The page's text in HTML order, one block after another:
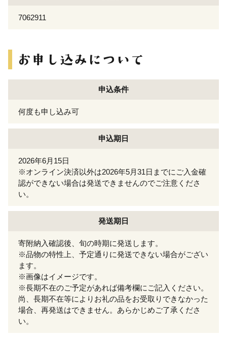
7062911
申込条件
何度も申し込み可
申込期日
2026年6月15日
※オンライン決済以外は2026年5月31日までにご入金確
認ができない場合は発送できませんのでご注意くださ
い。
発送期日
寄附納入確認後、旬の時期に発送します。
※品物の特性上、予定通りに発送できない場合がござい
ます。
※画像はイメージです。
※長期不在のご予定があれば備考欄にご記入ください。
尚、長期不在等によりお礼の品をお受取りできなかった
場合、再発送はできません。あらかじめご了承くださ
い。